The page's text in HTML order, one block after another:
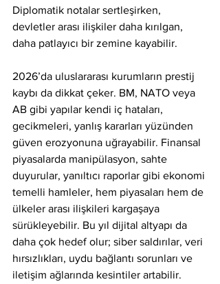
Diplomatik notalar sertleşirken,
devletler arası ilişkiler daha kırılgan,
daha patlayıcı bir zemine kayabilir.
2026’da uluslararası kurumların prestij
kaybı da dikkat çeker. BM, NATO veya
AB gibi yapılar kendi iç hataları,
gecikmeleri, yanlış kararları yüzünden
güven erozyonuna uğrayabilir. Finansal
piyasalarda manipülasyon, sahte
duyurular, yanıltıcı raporlar gibi ekonomi
temelli hamleler, hem piyasaları hem de
ülkeler arası ilişkileri kargaşaya
sürükleyebilir. Bu yıl dijital altyapı da
daha çok hedef olur; siber saldırılar, veri
hırsızlıkları, uydu bağlantı sorunları ve
iletişim ağlarında kesintiler artabilir.